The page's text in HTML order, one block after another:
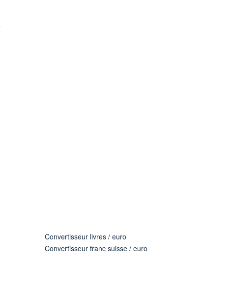
Convertisseur livres / euro
Convertisseur franc suisse / euro